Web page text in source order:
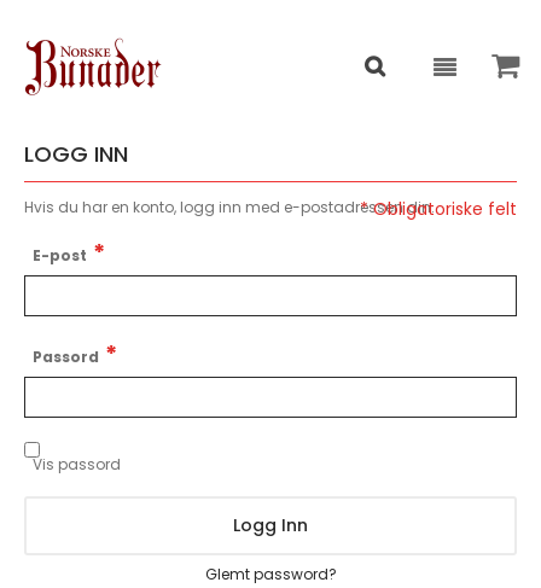
LOGG INN
Hvis du har en konto, logg inn med e-postadressen din.
E-post
Passord
Vis passord
Logg Inn
Glemt password?